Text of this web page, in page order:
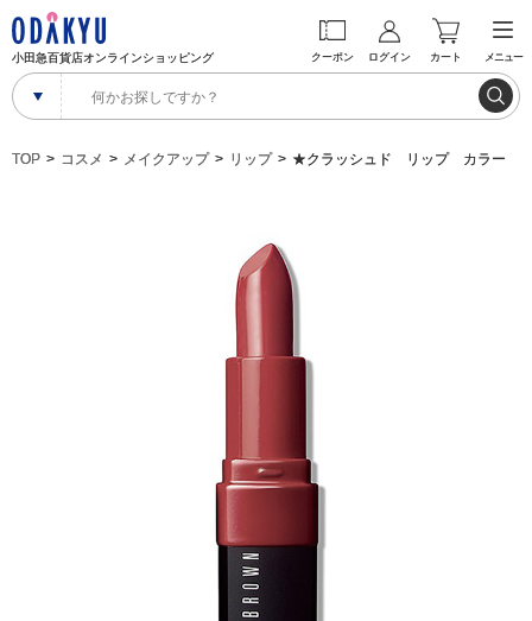
小田急百貨店オンラインショッピング クーポン ログイン カート メニュー
TOP コスメ メイクアップ リップ ★クラッシュド リップ カラー